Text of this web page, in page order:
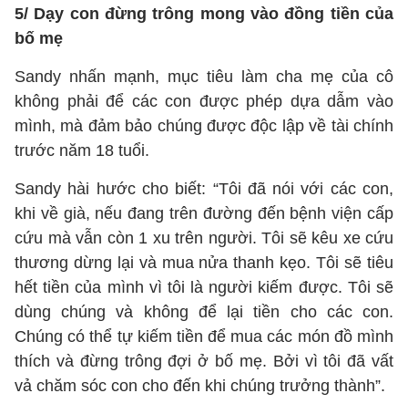
5/ Dạy con đừng trông mong vào đồng tiền của
bố mẹ
Sandy nhấn mạnh, mục tiêu làm cha mẹ của cô
không phải để các con được phép dựa dẫm vào
mình, mà đảm bảo chúng được độc lập về tài chính
trước năm 18 tuổi.
Sandy hài hước cho biết: “Tôi đã nói với các con,
khi về già, nếu đang trên đường đến bệnh viện cấp
cứu mà vẫn còn 1 xu trên người. Tôi sẽ kêu xe cứu
thương dừng lại và mua nửa thanh kẹo. Tôi sẽ tiêu
hết tiền của mình vì tôi là người kiếm được. Tôi sẽ
dùng chúng và không để lại tiền cho các con.
Chúng có thể tự kiếm tiền để mua các món đồ mình
thích và đừng trông đợi ở bố mẹ. Bởi vì tôi đã vất
vả chăm sóc con cho đến khi chúng trưởng thành”.